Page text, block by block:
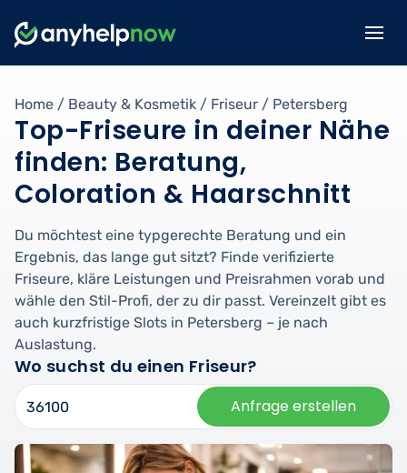
Home / Beauty & Kosmetik / Friseur / Petersberg
Top-Friseure in deiner Nähe
finden: Beratung,
Coloration & Haarschnitt
Du möchtest eine typgerechte Beratung und ein
Ergebnis, das lange gut sitzt? Finde verifizierte
Friseure, kläre Leistungen und Preisrahmen vorab und
wähle den Stil-Profi, der zu dir passt. Vereinzelt gibt es
auch kurzfristige Slots in Petersberg – je nach
Auslastung.
Wo suchst du einen Friseur?
Anfrage erstellen